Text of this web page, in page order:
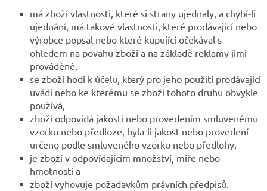
má zboží vlastnosti, které si strany ujednaly, a chybí-li
ujednání, má takové vlastnosti, které prodávající nebo
výrobce popsal nebo které kupující očekával s
ohledem na povahu zboží a na základě reklamy jimi
prováděné,
se zboží hodí k účelu, který pro jeho použití prodávající
uvádí nebo ke kterému se zboží tohoto druhu obvykle
používá,
zboží odpovídá jakostí nebo provedením smluvenému
vzorku nebo předloze, byla-li jakost nebo provedení
určeno podle smluveného vzorku nebo předlohy,
je zboží v odpovídajícím množství, míře nebo
hmotnosti a
zboží vyhovuje požadavkům právních předpisů.